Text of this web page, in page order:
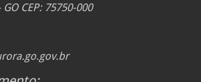
CEP: 75750-000